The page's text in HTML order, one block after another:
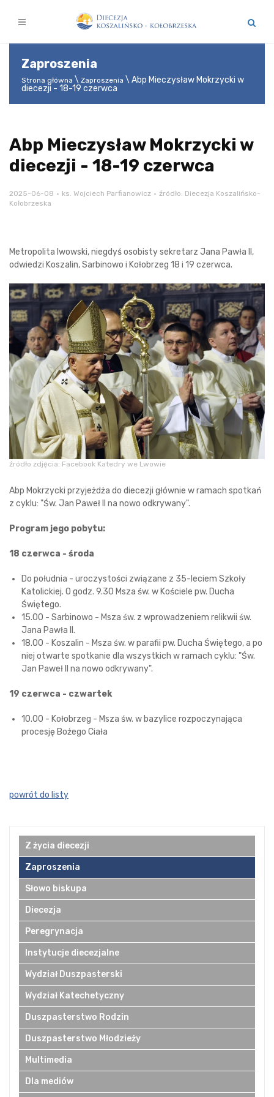
Zaproszenia
Strona główna Zaproszenia
Abp Mieczysław Mokrzycki w
diecezji - 18-19 czerwca
Abp Mieczysław Mokrzycki w
diecezji - 18-19 czerwca
2025-06-08 ks. Wojciech Parfianowicz
źródło: Diecezja Koszalińsko-
Kołobrzeska
Metropolita lwowski, niegdyś osobisty sekretarz Jana Pawła II,
odwiedzi Koszalin, Sarbinowo i Kołobrzeg 18 i 19 czerwca.
źródło zdjęcia: Facebook Katedry we Lwowie
Abp Mokrzycki przyjeżdża do diecezji głównie w ramach spotkań
z cyklu: "Św. Jan Paweł II na nowo odkrywany".
Program jego pobytu:
18 czerwca - środa
Do południa - uroczystości związane z 35-leciem Szkoły
Katolickiej. O godz. 9.30 Msza św. w Kościele pw. Ducha
Świętego.
15.00 - Sarbinowo - Msza św. z wprowadzeniem relikwii św.
Jana Pawła II.
18.00 - Koszalin - Msza św. w parafii pw. Ducha Świętego, a po
niej otwarte spotkanie dla wszystkich w ramach cyklu: "Św.
Jan Paweł II na nowo odkrywany".
19 czerwca - czwartek
10.00 - Kołobrzeg - Msza św. w bazylice rozpoczynająca
procesję Bożego Ciała
powrót do listy
Z życia diecezji
Zaproszenia
Słowo biskupa
Diecezja
Peregrynacja
Instytucje diecezjalne
Wydział Duszpasterski
Wydział Katechetyczny
Duszpasterstwo Rodzin
Duszpasterstwo Młodzieży
Multimedia
Dla mediów